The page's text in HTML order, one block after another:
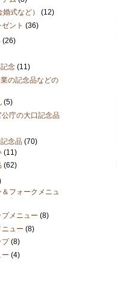
式など）
(12)
ント (36)
(26)
念 (11)
の記念品などの
(5)
庁の大口記念品
念品 (70)
(11)
(62)
フォークメニュ
メニュー (8)
ュー (8)
プ(8)
ー (4)